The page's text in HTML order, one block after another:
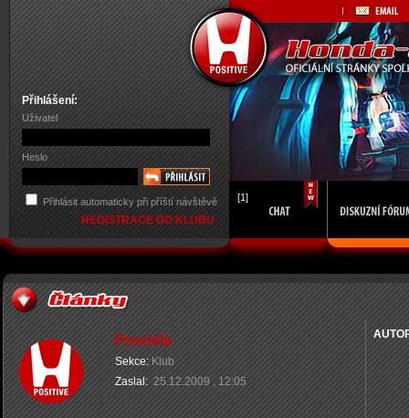
Přihlášení:
Uživatel
Heslo
Přihlásit automaticky při příští návštěvě
REGISTRACE DO KLUBU
[1]
Pravidla
Sekce: Klub
Zaslal: 25.12.2009 , 12:05